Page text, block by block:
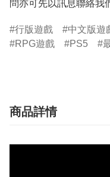
問亦可先以訊息聯絡我
行版遊戲 中文版遊
RPG遊戲
PS5
商品詳情